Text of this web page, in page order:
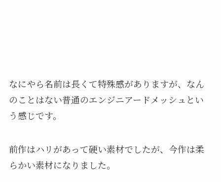
なにやら名前は長くて特殊感がありますが、なん
のことはない普通のエンジニアードメッシュとい
う感じです。
前作はハリがあって硬い素材でしたが、今作は柔
らかい素材になりました。